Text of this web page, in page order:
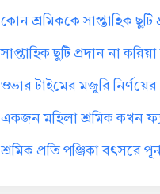
কোন শ্রমিককে সাপ্তাহিক
সাপ্তাহিক ছুটি প্রদান না
ওভার টাইমের মজুরি
একজন মহিলা শ্রমিক কখন
শ্রমিক প্রতি পঞ্জিকা বৎসরে